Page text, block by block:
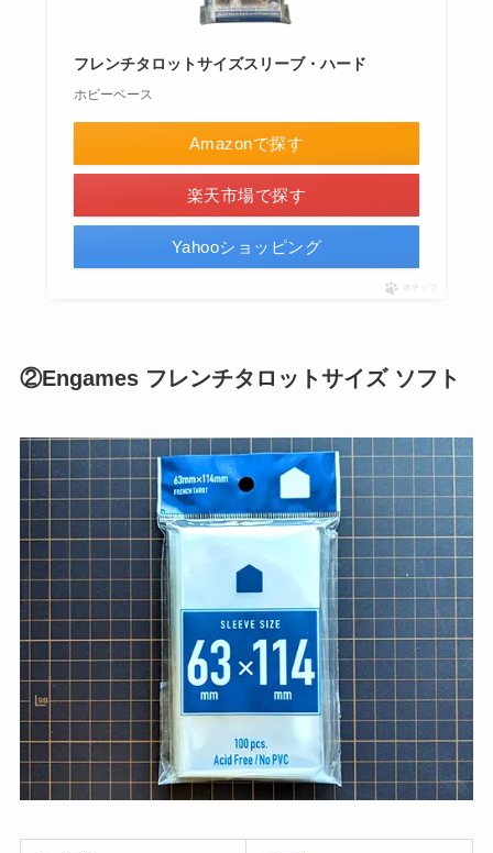
フレンチタロットサイズスリーブ・ハード
ホビーベース
Amazonで探す
楽天市場で探す
Yahooショッピング
ポチップ
②Engames フレンチタロットサイズ ソフト